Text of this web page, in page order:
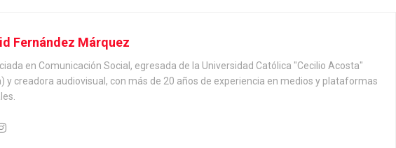
Fernández Márquez
en Comunicación Social, egresada de la Universidad Católica "Cecilio Acosta"
y creadora audiovisual, con más de 20 años de experiencia en medios y plataformas